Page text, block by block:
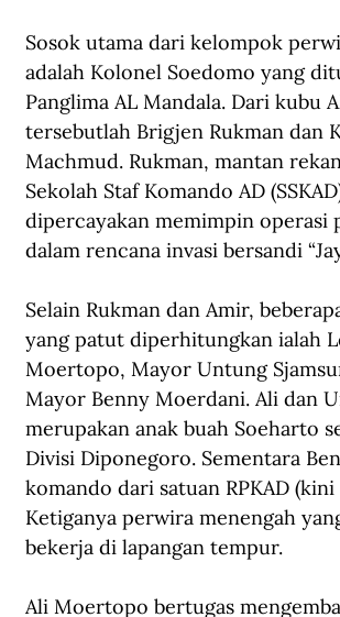
Sosok utama dari kelompok
adalah Kolonel Soedomo yang
Panglima AL Mandala. Dari kubu
tersebutlah Brigjen Rukman dan
Machmud. Rukman, mantan
Sekolah Staf Komando AD
dipercayakan memimpin operasi
dalam rencana invasi bersandi
Selain Rukman dan Amir,
yang patut diperhitungkan ialah
Moertopo, Mayor Untung
Mayor Benny Moerdani. Ali dan
merupakan anak buah Soeharto
Divisi Diponegoro. Sementara
komando dari satuan RPKAD (kini
Ketiganya perwira menengah
bekerja di lapangan tempur.
Ali Moertopo bertugas